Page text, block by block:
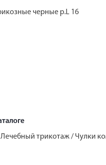
черные р.L 16
трикотаж / Чулки